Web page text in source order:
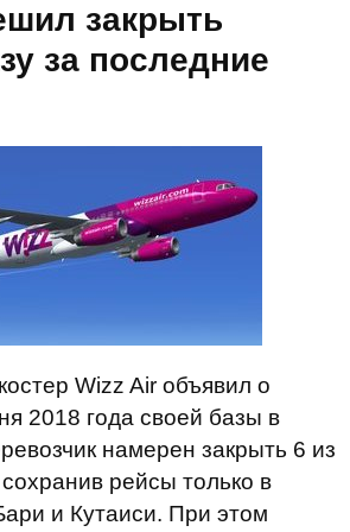
закрыть
за последние
Wizz Air объявил о
2018 года своей базы в
намерен закрыть 6 из
рейсы только в
и Кутаиси. При этом